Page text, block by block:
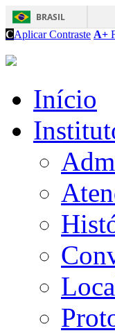
BRASIL
CAplicar Contraste A+
Início